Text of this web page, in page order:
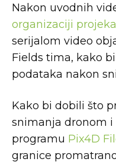
Nakon uvodnih
organizaciji
serijalom video
Fields tima, kako
podataka nakon
Kako bi dobili što
snimanja dronom i
programu Pix4D
granice